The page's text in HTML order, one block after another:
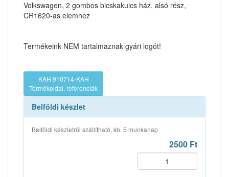
Volkswagen, 2 gombos bicskakulcs ház, alsó rész,
CR1620-as elemhez
Termékeink NEM tartalmaznak gyári logót!
KAH 910714-KAH
Termékoldal, referenciák
Belföldi készlet
Belföldi készletről szállítható, kb. 5 munkanap
2500 Ft